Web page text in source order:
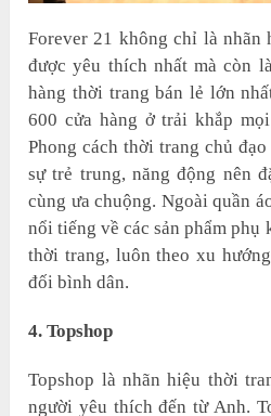
Forever 21 không chỉ là nhãn
được yêu thích nhất mà còn
hàng thời trang bán lẻ lớn
600 cửa hàng ở trải khắp
Phong cách thời trang chủ
sự trẻ trung, năng động nên
cùng ưa chuộng. Ngoài quần
nổi tiếng về các sản phẩm phụ
thời trang, luôn theo xu
đối bình dân.
4. Topshop
Topshop là nhãn hiệu thời
người yêu thích đến từ Anh.